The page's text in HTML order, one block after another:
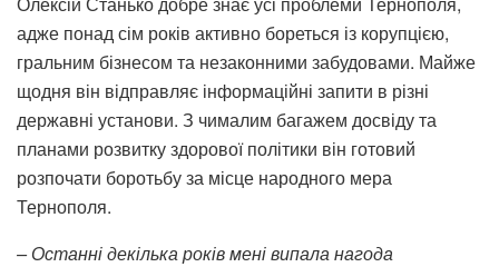
адже понад сім років активно бореться із корупцією,
гральним бізнесом та незаконними забудовами. Майже
щодня він відправляє інформаційні запити в різні
державні установи. З чималим багажем досвіду та
планами розвитку здорової політики він готовий
розпочати боротьбу за місце народного мера
Тернополя.
– Останні декілька років мені випала нагода